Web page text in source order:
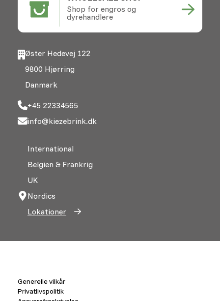
Shop for engros og
dyrehandlere
Øster Hedevej 122
9800 Hjørring
Danmark
+45 22334565
info@kiezebrink.dk
International
Belgien & Frankrig
UK
Nordics
Lokationer
Generelle vilkår
Privatlivspolitik